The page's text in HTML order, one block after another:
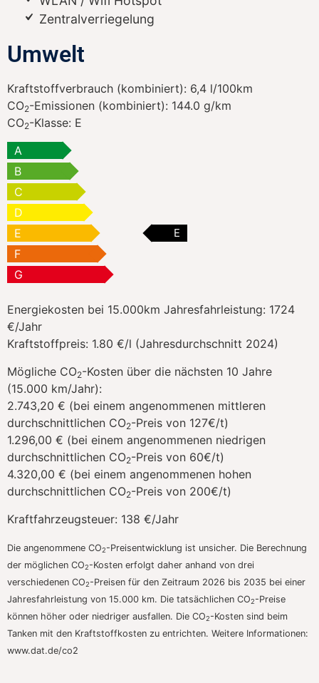
Zentralverriegelung
Umwelt
Kraftstoffverbrauch (kombiniert): 6,4 l/100km
CO2-Emissionen (kombiniert): 144.0 g/km
CO2-Klasse: E
A
B
C
D
E
E
F
G
Energiekosten bei 15.000km Jahresfahrleistung: 1724
€/Jahr
Kraftstoffpreis: 1.80 €/l (Jahresdurchschnitt 2024)
Mögliche CO2-Kosten über die nächsten 10 Jahre
(15.000 km/Jahr):
2.743,20 € (bei einem angenommenen mittleren
durchschnittlichen CO2-Preis von 127€/t)
1.296,00 € (bei einem angenommenen niedrigen
durchschnittlichen CO2-Preis von 60€/t)
4.320,00 € (bei einem angenommenen hohen
durchschnittlichen CO2-Preis von 200€/t)
Kraftfahrzeugsteuer: 138 €/Jahr
Die angenommene CO2-Preisentwicklung ist unsicher. Die Berechnung
der möglichen CO2-Kosten erfolgt daher anhand von drei
verschiedenen CO2-Preisen für den Zeitraum 2026 bis 2035 bei einer
Jahresfahrleistung von 15.000 km. Die tatsächlichen CO2-Preise
können höher oder niedriger ausfallen. Die CO2-Kosten sind beim
Tanken mit den Kraftstoffkosten zu entrichten. Weitere Informationen:
www.dat.de/co2